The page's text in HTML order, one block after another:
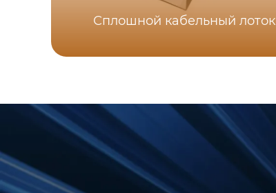
Сплошной кабельный лоток